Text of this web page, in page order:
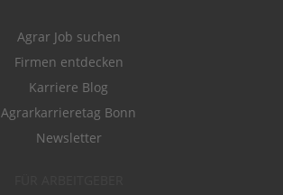
Agrar Job suchen
Firmen entdecken
Karriere Blog
Agrarkarrieretag Bonn
Newsletter